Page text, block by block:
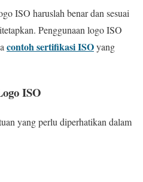
ISO haruslah benar dan sesuai
Penggunaan logo ISO
contoh sertifikasi ISOyang
ISO
yang perlu diperhatikan dalam